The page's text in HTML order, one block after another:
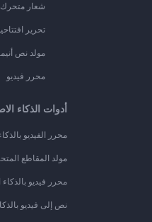
شعار متحرك
تحرير
مولد نص
محرر فيديو
أدوات الذكاء
محرر الفيديو
مولد المقاطع
محرر فيديو
نص إلى فيديو